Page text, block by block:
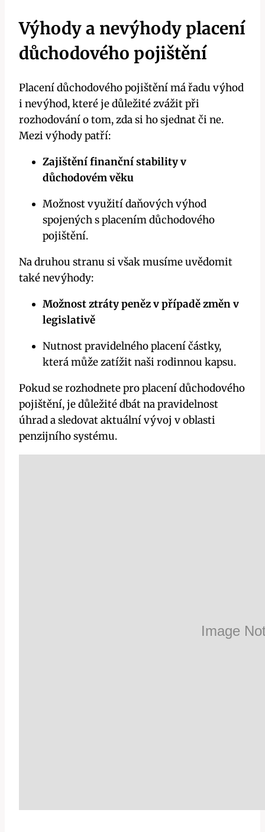
Výhody a nevýhody placení
důchodového pojištění
Placení důchodového pojištění má řadu výhod
i nevýhod, které je důležité zvážit při
rozhodování o tom, zda si ho sjednat či ne.
Mezi výhody patří:
Zajištění finanční stability v
důchodovém věku
Možnost využití daňových výhod
spojených s placením důchodového
pojištění.
Na druhou stranu si však musíme uvědomit
také nevýhody:
Možnost ztráty peněz v případě změn v
legislativě
Nutnost pravidelného placení částky,
která může zatížit naši rodinnou kapsu.
Pokud se rozhodnete pro placení důchodového
pojištění, je důležité dbát na pravidelnost
úhrad a sledovat aktuální vývoj v oblasti
penzijního systému.